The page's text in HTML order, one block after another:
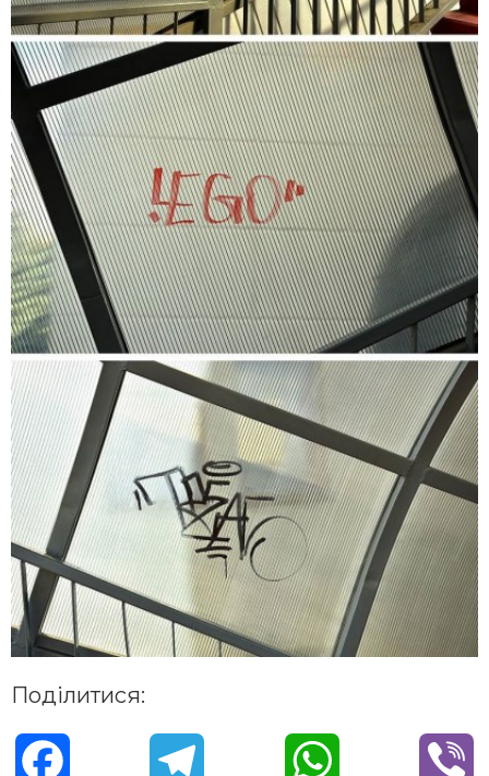
Поділитися: